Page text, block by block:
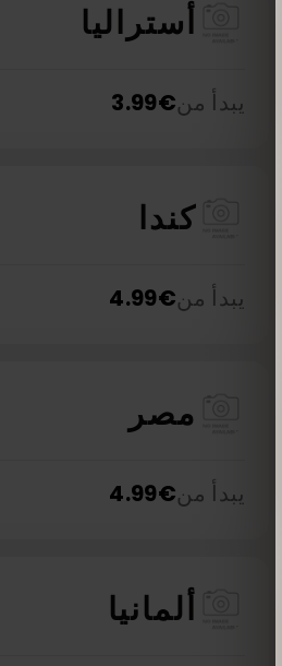
أستراليا
يبدأ من€
3.99
كندا
يبدأ من€
4.99
مصر
يبدأ من€
4.99
ألمانيا